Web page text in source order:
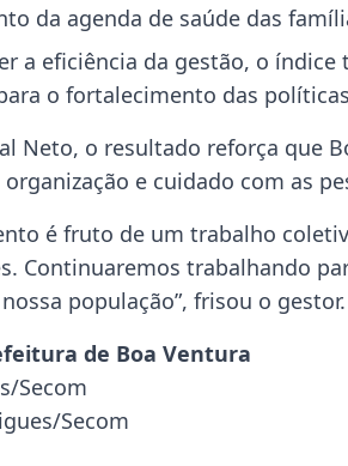
da agenda de saúde das
a eficiência da gestão, o
o fortalecimento das
Neto, o resultado reforça que
e cuidado com as
é fruto de um trabalho
Continuaremos trabalhando
população”, frisou o gestor.
de Boa Ventura
Secom
Secom